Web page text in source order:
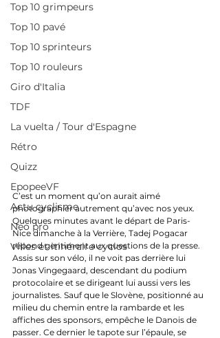
Top 10 grimpeurs
Top 10 pavé
Top 10 sprinteurs
Top 10 rouleurs
Giro d'Italia
TDF
La vuelta / Tour d'Espagne
Rétro
Quizz
EpopeeVF
Actu cyclisme
Neo pro
Villes et itinéraire cyclos
C’est un moment qu’on aurait aimé
photographier autrement qu’avec nos yeux.
Quelques minutes avant le départ de Paris-
Nice dimanche à la Verrière, Tadej Pogacar
répond gentiment aux questions de la presse.
Assis sur son vélo, il ne voit pas derrière lui
Jonas Vingegaard, descendant du podium
protocolaire et se dirigeant lui aussi vers les
journalistes. Sauf que le Slovène, positionné au
milieu du chemin entre la rambarde et les
affiches des sponsors, empêche le Danois de
passer. Ce dernier le tapote sur l’épaule, se